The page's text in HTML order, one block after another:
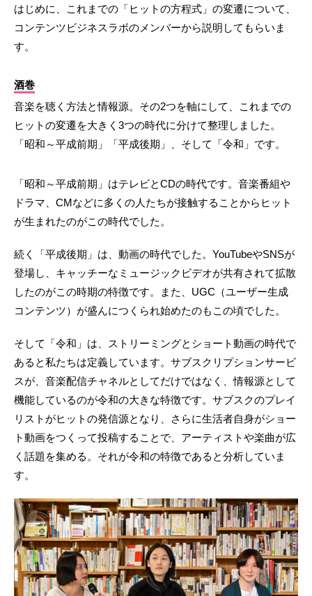
はじめに、これまでの「ヒットの方程式」の変遷について、
コンテンツビジネスラボのメンバーから説明してもらいま
す。
酒巻
音楽を聴く方法と情報源。その2つを軸にして、これまでの
ヒットの変遷を大きく3つの時代に分けて整理しました。
「昭和～平成前期」「平成後期」、そして「令和」です。
「昭和～平成前期」はテレビとCDの時代です。音楽番組や
ドラマ、CMなどに多くの人たちが接触することからヒット
が生まれたのがこの時代でした。
続く「平成後期」は、動画の時代でした。YouTubeやSNSが
登場し、キャッチーなミュージックビデオが共有されて拡散
したのがこの時期の特徴です。また、UGC（ユーザー生成
コンテンツ）が盛んにつくられ始めたのもこの頃でした。
そして「令和」は、ストリーミングとショート動画の時代で
あると私たちは定義しています。サブスクリプションサービ
スが、音楽配信チャネルとしてだけではなく、情報源として
機能しているのが令和の大きな特徴です。サブスクのプレイ
リストがヒットの発信源となり、さらに生活者自身がショー
ト動画をつくって投稿することで、アーティストや楽曲が広
く話題を集める。それが令和の特徴であると分析していま
す。